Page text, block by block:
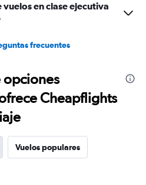
en clase ejecutiva
frecuentes
opciones
Cheapflights
Vuelos populares